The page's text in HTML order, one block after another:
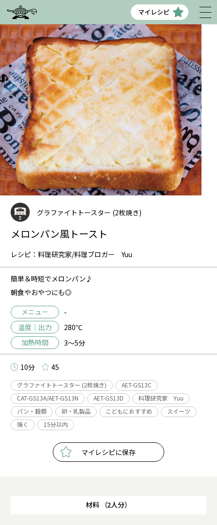
マイレシピ
グラファイトトースター (2枚焼き)
メロンパン風トースト
レシピ：料理研究家/料理ブロガー Yuu
簡単＆時短でメロンパン♪
朝食やおやつにも◎
メニュー
-
温度｜出力
280℃
加熱時間
3～5分
10分 45
グラファイトトースター (2枚焼き)
AET-GS13C
CAT-GS13A/AET-GS13N
AET-GS13D
料理研究家 Yuu
パン・穀類
卵・乳製品 こどもにおすすめ
スイーツ
焼く
15分以内
マイレシピに保存
材料 （2人分）